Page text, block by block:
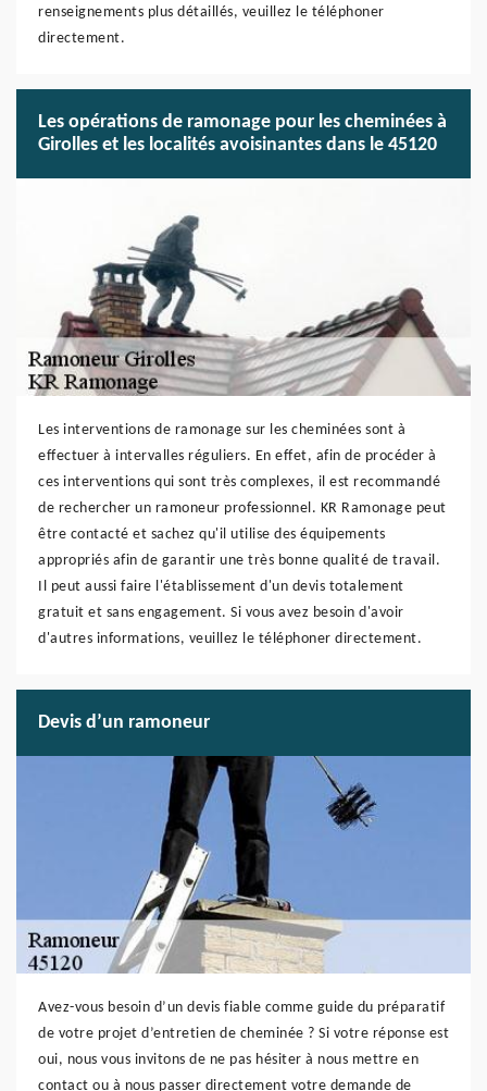
renseignements plus détaillés, veuillez le téléphoner
directement.
Les opérations de ramonage pour les cheminées à
Girolles et les localités avoisinantes dans le 45120
Les interventions de ramonage sur les cheminées sont à
effectuer à intervalles réguliers. En effet, afin de procéder à
ces interventions qui sont très complexes, il est recommandé
de rechercher un ramoneur professionnel. KR Ramonage peut
être contacté et sachez qu'il utilise des équipements
appropriés afin de garantir une très bonne qualité de travail.
Il peut aussi faire l'établissement d'un devis totalement
gratuit et sans engagement. Si vous avez besoin d'avoir
d'autres informations, veuillez le téléphoner directement.
Devis d’un ramoneur
Avez-vous besoin d’un devis fiable comme guide du préparatif
de votre projet d’entretien de cheminée ? Si votre réponse est
oui, nous vous invitons de ne pas hésiter à nous mettre en
contact ou à nous passer directement votre demande de